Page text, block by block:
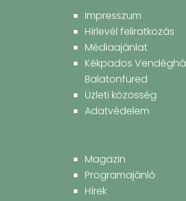
Impresszum
Hírlevél feliratkozás
Médiaajánlat
Kékpados
Balatonfüred
Üzleti közösség
Adatvédelem
Magazin
Programajánló
Hírek